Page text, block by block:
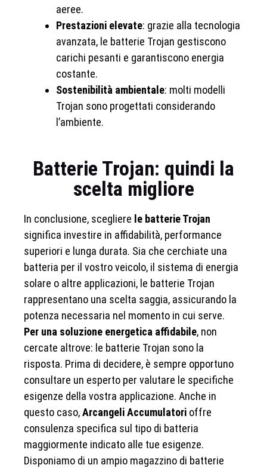
aeree.
Prestazioni elevate: grazie alla tecnologia
avanzata, le batterie Trojan gestiscono
carichi pesanti e garantiscono energia
costante.
Sostenibilità ambientale: molti modelli
Trojan sono progettati considerando
l’ambiente.
Batterie Trojan: quindi la
scelta migliore
In conclusione, scegliere le batterie Trojan
significa investire in affidabilità, performance
superiori e lunga durata. Sia che cerchiate una
batteria per il vostro veicolo, il sistema di energia
solare o altre applicazioni, le batterie Trojan
rappresentano una scelta saggia, assicurando la
potenza necessaria nel momento in cui serve.
Per una soluzione energetica affidabile, non
cercate altrove: le batterie Trojan sono la
risposta. Prima di decidere, è sempre opportuno
consultare un esperto per valutare le specifiche
esigenze della vostra applicazione. Anche in
questo caso,Arcangeli Accumulatori offre
consulenza specifica sul tipo di batteria
maggiormente indicato alle tue esigenze.
Disponiamo di un ampio magazzino di batterie